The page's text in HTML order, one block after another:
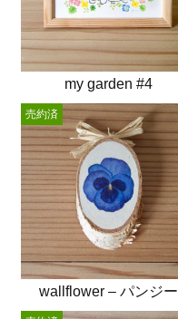
my garden #4
wallflower – パンジー
売約済